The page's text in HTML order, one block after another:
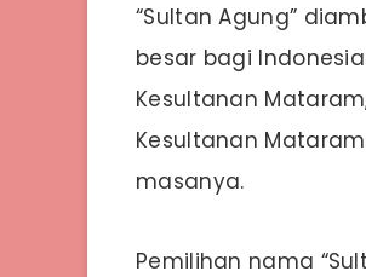
“Sultan Agung”
besar bagi
Kesultanan
Kesultanan
masanya.
Pemilihan nama